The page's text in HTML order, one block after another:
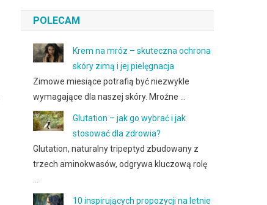
POLECAM
Krem na mróz – skuteczna ochrona
skóry zimą i jej pielęgnacja
Zimowe miesiące potrafią być niezwykle
wymagające dla naszej skóry. Mroźne …
Glutation – jak go wybrać i jak
stosować dla zdrowia?
Glutation, naturalny tripeptyd zbudowany z
trzech aminokwasów, odgrywa kluczową rolę
10 inspirujących propozycji na letnie